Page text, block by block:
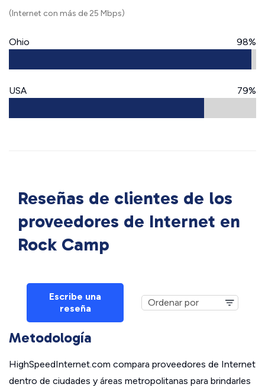
(Internet con más de 25 Mbps)
Ohio 98%
USA 79%
Reseñas de clientes de los
proveedores de Internet en
Rock Camp
Escribe una
reseña
Metodología
HighSpeedInternet.com compara proveedores de Internet
dentro de ciudades y áreas metropolitanas para brindarles